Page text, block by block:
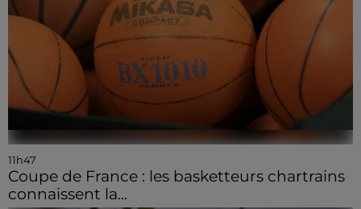
11h47
Coupe de France : les basketteurs chartrains
connaissent la...